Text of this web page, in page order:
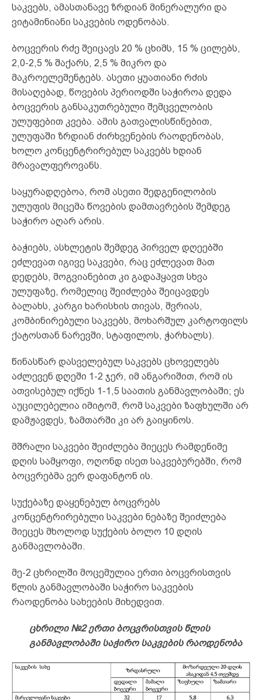
საკვებს, ამასთანავე ზრდიან მინერალური და
ვიტამინიანი საკვების ოდენობას.
ბოცვერის რძე შეიცავს 20 % ცხიმს, 15 % ცილებს,
2,0-2,5 % შაქარს, 2,5 % მიკრო და
მაკროელემენტებს. ასეთი ყუათიანი რძის
მისაღებად, წოვების პერიოდში საჭიროა დედა
ბოცვერის განსაკუთრებული შემცველობის
ულუფებით კვება. ამის გათვალისწინებით,
ულუფაში ზრდიან ძირხვენების რაოდენობას,
ხოლო კონცენტრირებულ საკვებს ხდიან
მრავალფეროვანს.
საყურადღებოა, რომ ასეთი შედგენილობის
ულუფის მიცემა წოვების დამთავრების შემდეგ
საჭირო აღარ არის.
ბაჭიებს, ასხლეტის შემდეგ პირველ დღეებში
ეძლევათ იგივე საკვები, რაც ეძლევათ მათ
დედებს, მოგვიანებით კი გადაჰყავთ სხვა
ულუფაზე, რომელიც შეიძლება შეიცავდეს
ბალახს, კარგი ხარისხის თივას, შვრიას,
კომბინირებული საკვებს, მოხარშულ კარტოფილს
ქატოსთან ნარევში, სტაფილოს, ჭარხალს).
წინასწარ დასველებულ საკვებს ცხოველებს
აძლევენ დღეში 1-2 ჯერ, იმ ანგარიშით, რომ ის
ათვისებულ იქნეს 1-1,5 საათის განმავლობაში; ეს
აუცილებელია იმიტომ, რომ საკვები ზაფხულში არ
დამჟავდეს, ზამთარში კი არ გაიყინოს.
მშრალი საკვები შეიძლება მიეცეს რამდენიმე
დღის სამყოფი, ოღონდ ისეთ საკვებურებში, რომ
ბოცვრებმა ვერ დაფანტონ ის.
სუქებაზე დაყენებულ ბოცვრებს
კონცენტრირებული საკვები ნებაზე შეიძლება
მიეცეს მხოლოდ სუქების ბოლო 10 დღის
განმავლობაში.
მე-2 ცხრილში მოცემულია ერთი ბოცვრისთვის
წლის განმავლობაში საჭირო საკვების
რაოდენობა სახეების მიხედვით.
ცხრილი №2 ერთი ბოცვრისთვის წლის
განმავლობაში საჭირო საკვების რაოდენობა